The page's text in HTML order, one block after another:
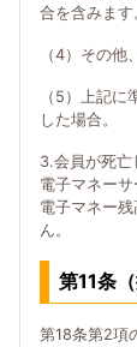
合を含みます
（4）その他
（5）上記
した場合。
3.会員が死亡
電子マネー
電子マネー
ん。
第11条
第18条第2項